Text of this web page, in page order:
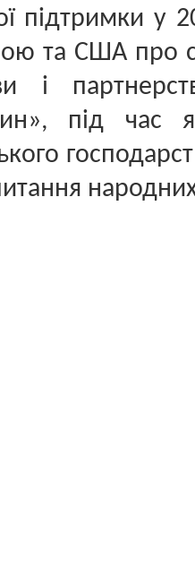
підтримки у
та США про
і
під час